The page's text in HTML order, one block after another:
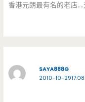
香港元朗最有名的老店
SAYA888G
2010-10-